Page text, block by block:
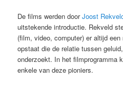
De films werden doorJoost
uitstekende introductie. Rekveld
(film, video, computer) er altijd
opstaat die de relatie tussen
onderzoekt. In het filmprogramma
enkele van deze pioniers.